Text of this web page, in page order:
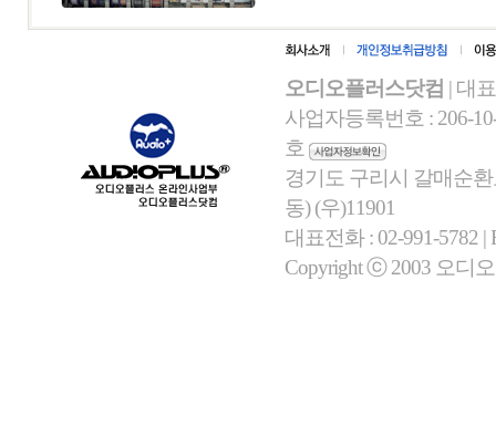
오디오플러스닷컴
| 대
사업자등록번호 : 206-
호
경기도 구리시 갈매순
동) (우)11901
대표전화 : 02-991-5782 |
Copyright ⓒ 2003 오디오